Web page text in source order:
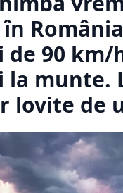
90 km/
la munte.
lovite de